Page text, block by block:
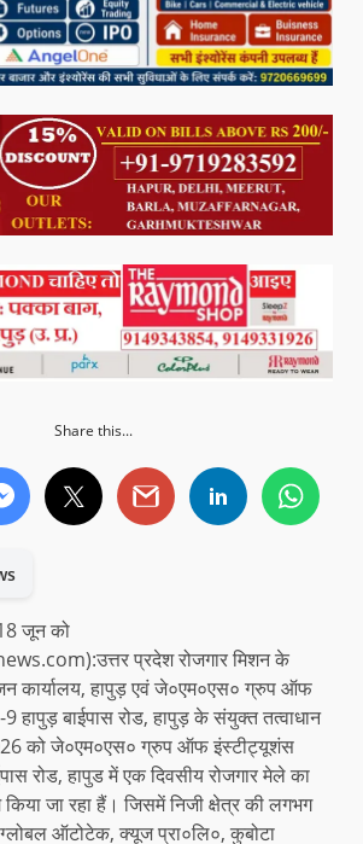
Share this...
जून को
प्रदेश रोजगार मिशन के
कार्यालय, हापुड़ एवं जे०एम०एस० ग्रुप ऑफ
हापुड़ बाईपास रोड, हापुड़ के संयुक्त तत्वाधान
को जे०एम०एस० ग्रुप ऑफ इंस्टीट्यूशंस
रोड, हापुड में एक दिवसीय रोजगार मेले का
जा रहा हैं। जिसमें निजी क्षेत्र की लगभग
ऑटोटेक, क्यूज प्रा०लि०, कुबोटा